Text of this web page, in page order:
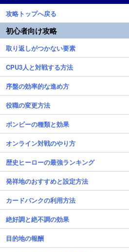
攻略トップへ戻る
初心者向け攻略
取り返しがつかない要素
CPU3人と対戦する方法
序盤の効率的な進め方
役職の変更方法
ボンビーの種類と効果
オンライン対戦のやり方
歴史ヒーローの最強ランキング
発祥地のおすすめと設定方法
カードバンクの利用方法
絶好調と絶不調の効果
目的地の報酬